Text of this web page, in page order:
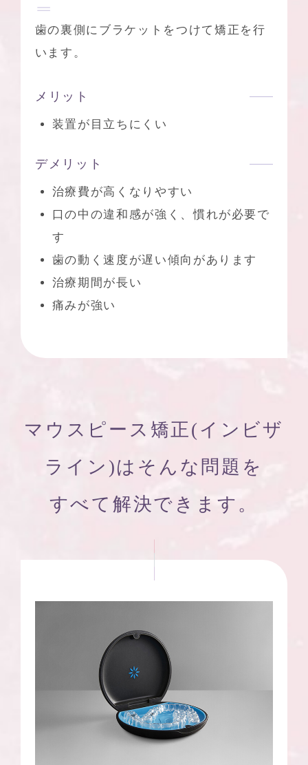
歯の裏側にブラケットをつけて矯正を行
います。
メリット
装置が目立ちにくい
デメリット
治療費が高くなりやすい
口の中の違和感が強く、慣れが必要で
す
歯の動く速度が遅い傾向があります
治療期間が長い
痛みが強い
マウスピース矯正(インビザ
ライン)はそんな問題を
すべて解決できます。